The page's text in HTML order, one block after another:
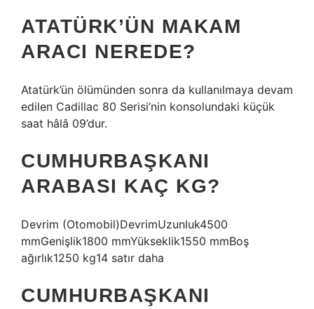
ATATÜRK’ÜN MAKAM
ARACI NEREDE?
Atatürk’ün ölümünden sonra da kullanılmaya devam
edilen Cadillac 80 Serisi’nin konsolundaki küçük
saat hâlâ 09’dur.
CUMHURBAŞKANI
ARABASI KAÇ KG?
Devrim (Otomobil)DevrimUzunluk4500
mmGenişlik1800 mmYükseklik1550 mmBoş
ağırlık1250 kg14 satır daha
CUMHURBAŞKANI